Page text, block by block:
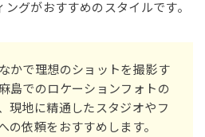
グがおすすめのスタイルです。
かで理想のショットを撮影す
島でのロケーションフォトの
現地に精通したスタジオやフ
の依頼をおすすめします。